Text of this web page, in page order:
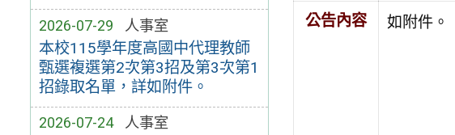
2026-07-29 人事室
本校115學年度高國中代理教師
甄選複選第2次第3招及第3次第1
招錄取名單，詳如附件。
2026-07-24 人事室
公告內容 如附件。